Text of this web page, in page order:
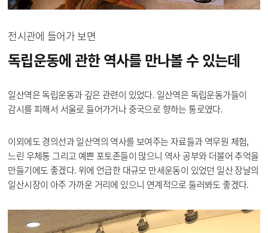
전시관에 들어가 보면
독립운동에 관한 역사를만나볼 수 있는데
일산역은 독립운동과 깊은 관련이 있었다. 일산역은 독립운동가들이
감시를 피해서 서울로 들어가거나 중국으로 향하는 통로였다.
이외에도 경의선과 일산역의 역사를 보여주는 자료들과 역무원 체험,
느린 우체통 그리고 예쁜 포토존들이 많으니 역사 공부와 더불어 추억을
만들기에도 좋겠다. 위에 언급한 대규모 만세운동이 있었던 일산 장날의
일산시장이 아주 가까운 거리에 있으니 연계적으로 둘러봐도 좋겠다.